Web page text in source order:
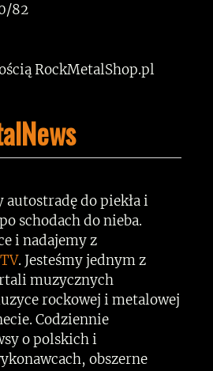
82
RockMetalShop.pl
do piekła i
schodach do nieba.
i nadajemy z
. Jesteśmy jednym z
muzycznych
rockowej i metalowej
Codziennie
o polskich i
obszerne